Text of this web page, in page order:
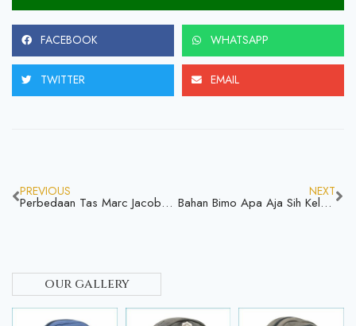
FACEBOOK WHATSAPP
TWITTER EMAIL
PREVIOUS
Perbedaan Tas Marc Jacobs Asli, Simak Dengan Baik Biar Gak Rugi
NEXT
Bahan Bimo Apa Aja Sih Kelebihannya Untuk Bahan Tas?
our gallery